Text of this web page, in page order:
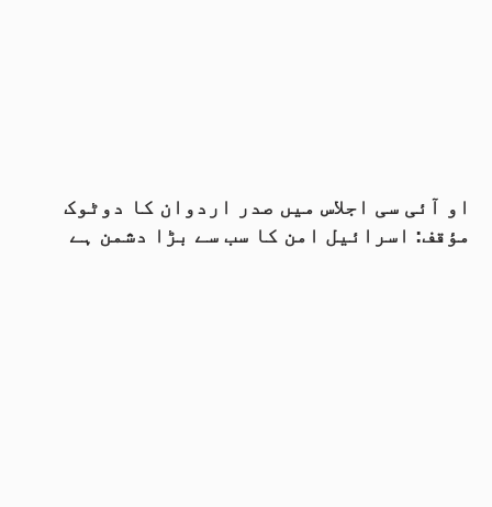
او آئی سی اجلاس میں صدر اردوان کا دوٹوک
مؤقف: اسرائیل امن کا سب سے بڑا دشمن ہے